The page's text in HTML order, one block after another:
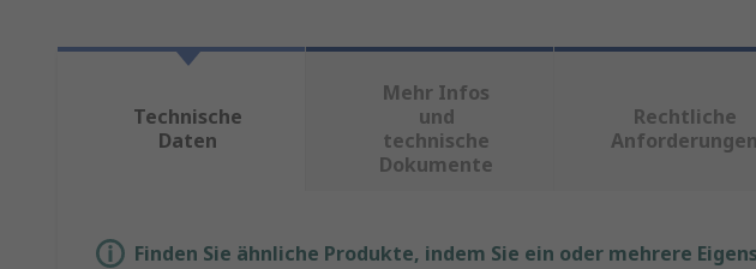
Technische
Daten
Mehr Infos
und
technische
Dokumente
Rechtliche
Anforderungen
Finden Sie ähnliche Produkte, indem Sie ein oder mehrere